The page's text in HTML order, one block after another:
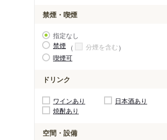
禁煙・喫煙
指定なし
禁煙
分煙を含む
喫煙可
ドリンク
ワインあり
日本酒あり
焼酎あり
空間・設備